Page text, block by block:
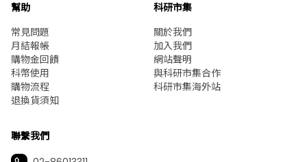
幫助
常見問題
月結報帳
購物金回饋
科幣使用
購物流程
退換貨須知
科研市集
關於我們
加入我們
網站聲明
與科研市集合作
科研市集海外站
聯繫我們